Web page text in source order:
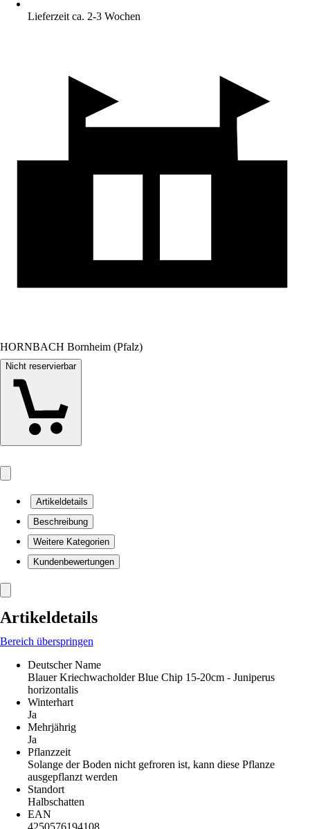
Lieferzeit ca. 2-3 Wochen
HORNBACH Bornheim (Pfalz)
Nicht reservierbar
Artikeldetails
Beschreibung
Weitere Kategorien
Kundenbewertungen
Artikeldetails
Bereich überspringen
Deutscher Name
Blauer Kriechwacholder Blue Chip 15-20cm - Juniperus
horizontalis
Winterhart
Ja
Mehrjährig
Ja
Pflanzzeit
Solange der Boden nicht gefroren ist, kann diese Pflanze
ausgepflanzt werden
Standort
Halbschatten
EAN